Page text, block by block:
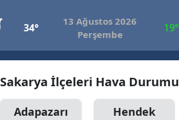
34°
13 Ağustos 2026
Perşembe
19°
Sakarya İlçeleri Hava Durumu
Adapazarı
Hendek